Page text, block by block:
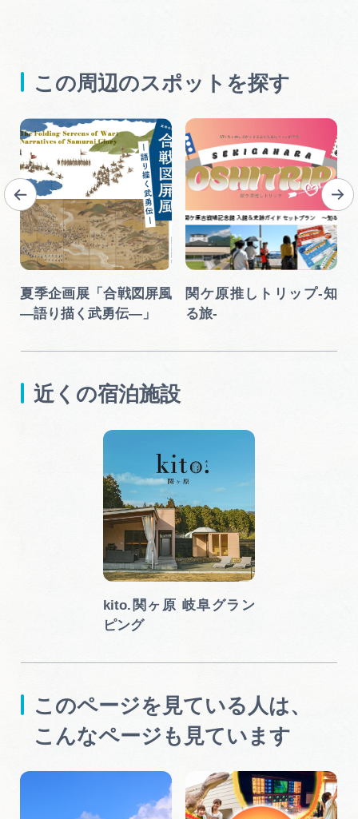
この周辺のスポットを探す
夏季企画展「合戦図屏風
―語り描く武勇伝―」
関ケ原推しトリップ-知
る旅-
近くの宿泊施設
kito.関ヶ原 岐阜グラン
ピング
このページを見ている人は、
こんなページも見ています